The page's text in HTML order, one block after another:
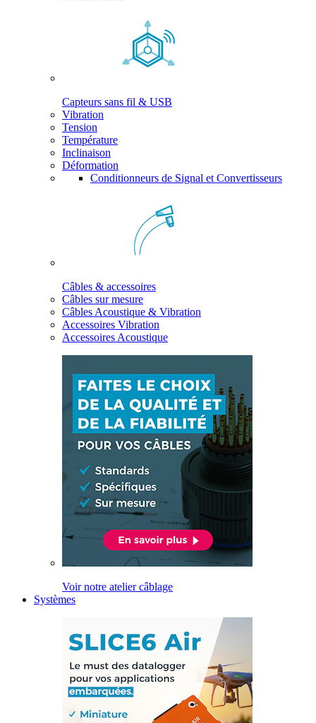
Capteurs sans fil & USB
Vibration
Tension
Température
Inclinaison
Déformation
Conditionneurs de Signal et Convertisseurs
Câbles & accessoires
Câbles sur mesure
Câbles Acoustique & Vibration
Accessoires Vibration
Accessoires Acoustique
Voir notre atelier câblage
Systèmes